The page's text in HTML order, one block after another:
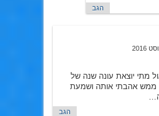
הגב
מתי יוצאת עונה שנה של
אהבתי אותה ושמעת
הגב